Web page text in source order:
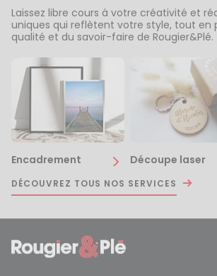
Laissez libre cours à votre créativité et
uniques qui reflètent votre style, tout en
qualité et du savoir-faire de Rougier&Plé.
Encadrement Découpe laser
DÉCOUVREZ TOUS NOS SERVICES